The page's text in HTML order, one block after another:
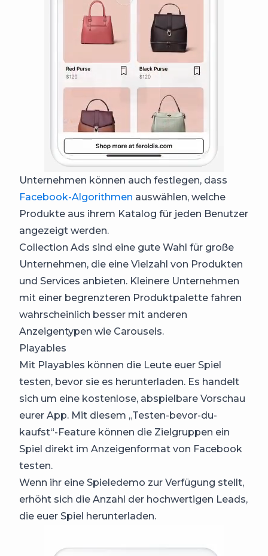
Unternehmen können auch festlegen, dass
Facebook-Algorithmen auswählen, welche
Produkte aus ihrem Katalog für jeden Benutzer
angezeigt werden.
Collection Ads sind eine gute Wahl für große
Unternehmen, die eine Vielzahl von Produkten
und Services anbieten. Kleinere Unternehmen
mit einer begrenzteren Produktpalette fahren
wahrscheinlich besser mit anderen
Anzeigentypen wie Carousels.
Playables
Mit Playables können die Leute euer Spiel
testen, bevor sie es herunterladen. Es handelt
sich um eine kostenlose, abspielbare Vorschau
eurer App. Mit diesem „Testen-bevor-du-
kaufst“-Feature können die Zielgruppen ein
Spiel direkt im Anzeigenformat von Facebook
testen.
Wenn ihr eine Spieledemo zur Verfügung stellt,
erhöht sich die Anzahl der hochwertigen Leads,
die euer Spiel herunterladen.